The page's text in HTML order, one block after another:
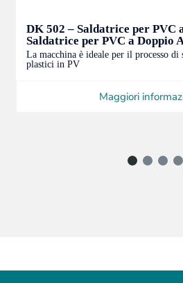
DK 502 – Saldatrice per PVC
Saldatrice per PVC a Doppio
La macchina è ideale per il processo
plastici in PV
Maggiori